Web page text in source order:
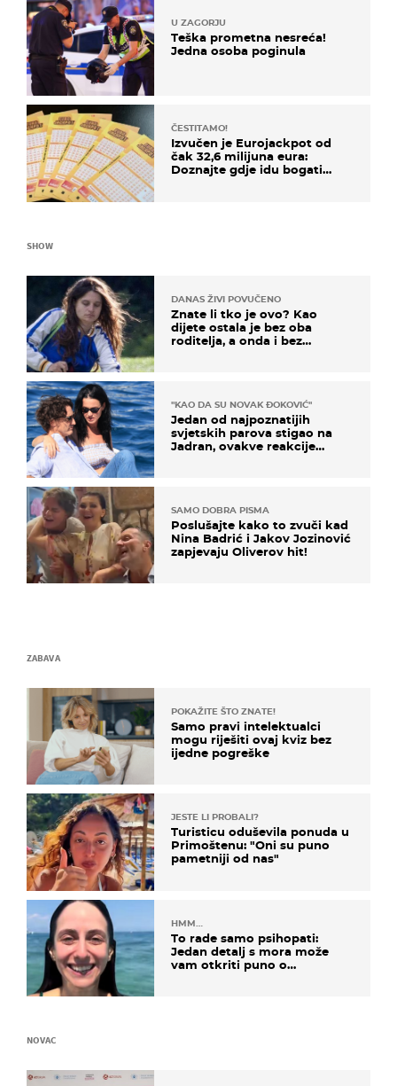
U ZAGORJU
Teška prometna nesreća!
Jedna osoba poginula
ČESTITAMO!
Izvučen je Eurojackpot od
čak 32,6 milijuna eura:
Doznajte gdje idu bogati
SHOW
DANAS ŽIVI POVUČENO
Znate li tko je ovo? Kao
dijete ostala je bez oba
roditelja, a onda i bez
"KAO DA SU NOVAK ĐOKOVIĆ"
Jedan od najpoznatijih
svjetskih parova stigao na
Jadran, ovakve reakcije
SAMO DOBRA PISMA
Poslušajte kako to zvuči kad
Nina Badrić i Jakov Jozinović
zapjevaju Oliverov hit!
ZABAVA
POKAŽITE ŠTO ZNATE!
Samo pravi intelektualci
mogu riješiti ovaj kviz bez
ijedne pogreške
JESTE LI PROBALI?
Turisticu oduševila ponuda u
Primoštenu: "Oni su puno
pametniji od nas"
HMM…
To rade samo psihopati:
Jedan detalj s mora može
vam otkriti puno o
NOVAC